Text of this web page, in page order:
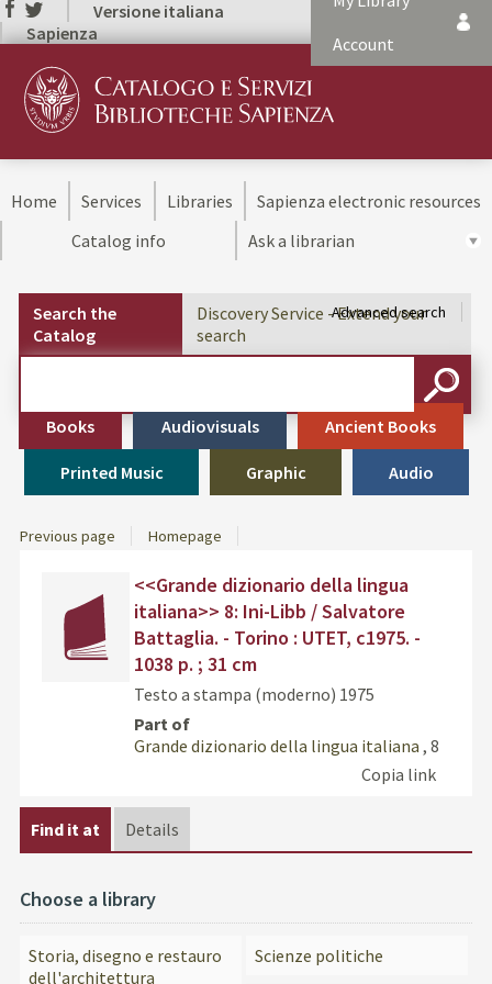
Versione italiana
Sapienza
Account
Home Services Libraries
Sapienza electronic resources
Catalog info
Ask a librarian
Search the
Catalog
Discovery Service - Extend your
search
Books Audiovisuals Ancient Books
Printed Music Graphic Audio
Advanced search
Previous page Homepage
documento
Copia link
<<Grande dizionario della lingua
italiana>> 8: Ini-Libb / Salvatore
Battaglia. - Torino : UTET, c1975. -
1038 p. ; 31 cm
Testo a stampa (moderno) 1975
Part of
Grande dizionario della lingua italiana , 8
Find it at Details
Choose a library
Storia, disegno e restauro
dell'architettura
Scienze politiche